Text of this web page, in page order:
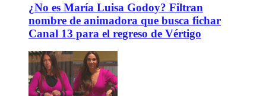
¿No es María Luisa Godoy? Filtran
nombre de animadora que busca fichar
Canal 13 para el regreso de Vértigo